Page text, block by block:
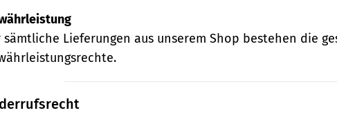
sämtliche Lieferungen aus unserem Shop bestehen die